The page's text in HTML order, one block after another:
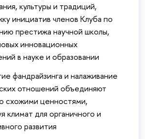
культуры и традиций,
инициатив членов Клуба по
престижа научной школы,
инновационных
в науке и образовании
фандрайзинга и налаживание
отношений объединяют
схожими ценностями,
климат для органичного и
развития